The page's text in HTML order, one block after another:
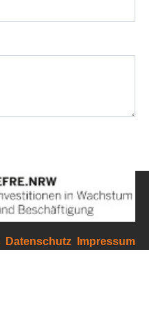
Datenschutz Impressum